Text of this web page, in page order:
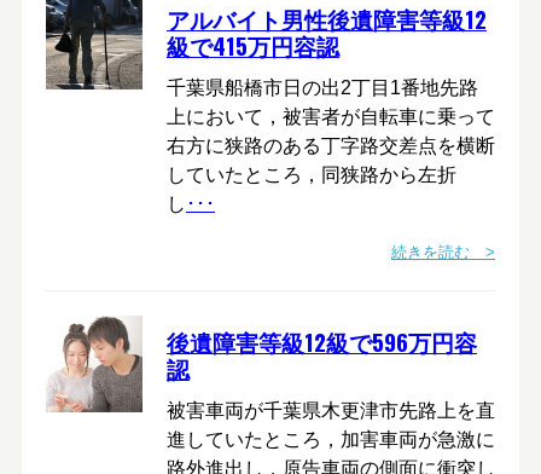
アルバイト男性後遺障害等級12
級で415万円容認
千葉県船橋市日の出2丁目1番地先路
上において，被害者が自転車に乗って
右方に狭路のある丁字路交差点を横断
していたところ，同狭路から左折
し ･･･
続きを読む >
後遺障害等級12級で596万円容
認
被害車両が千葉県木更津市先路上を直
進していたところ，加害車両が急激に
路外進出し，原告車両の側面に衝突し